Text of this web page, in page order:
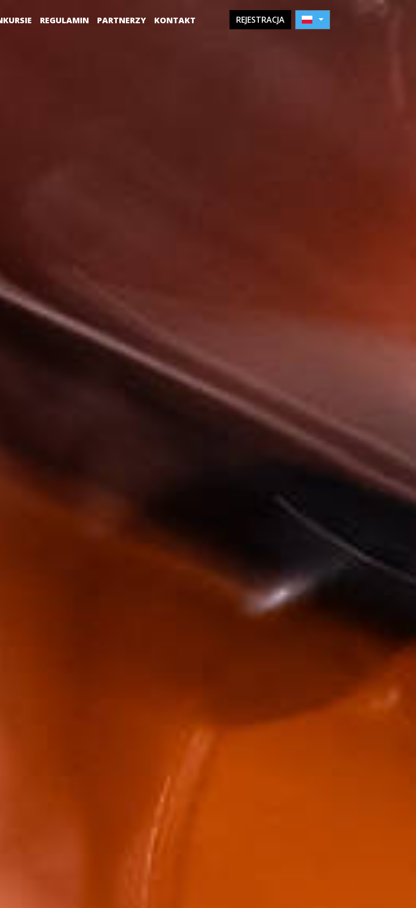
REGULAMIN PARTNERZY KONTAKT REJESTRACJA